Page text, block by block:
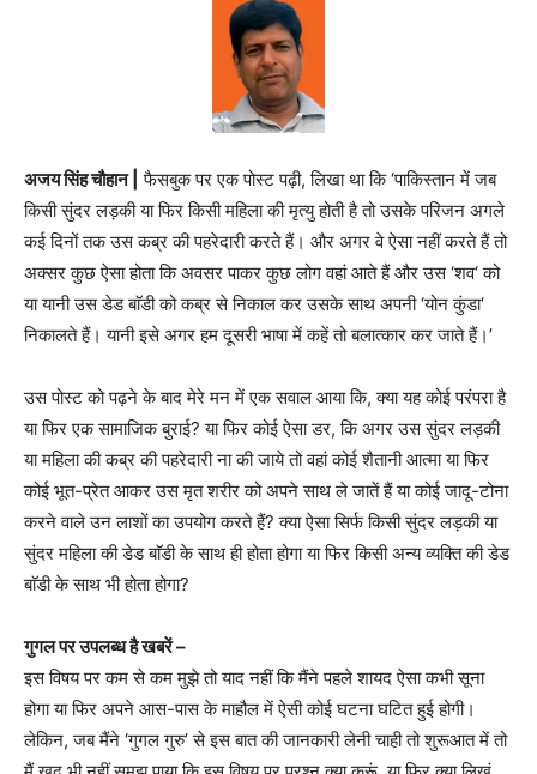
अजय सिंह चौहान | फैसबुक पर एक पोस्ट पढ़ी, लिखा था कि ‘पाकिस्तान में जब
किसी सुंदर लड़की या फिर किसी महिला की मृत्यु होती है तो उसके परिजन अगले
कई दिनों तक उस कब्र की पहरेदारी करते हैं। और अगर वे ऐसा नहीं करते हैं तो
अक्सर कुछ ऐसा होता कि अवसर पाकर कुछ लोग वहां आते हैं और उस ‘शव‘ को
या यानी उस डेड बाॅडी को कब्र से निकाल कर उसके साथ अपनी ‘योन कुंडा‘
निकालते हैं। यानी इसे अगर हम दूसरी भाषा में कहें तो बलात्कार कर जाते हैं।’
उस पोस्ट को पढ़ने के बाद मेरे मन में एक सवाल आया कि, क्या यह कोई परंपरा है
या फिर एक सामाजिक बुराई? या फिर कोई ऐसा डर, कि अगर उस सुंदर लड़की
या महिला की कब्र की पहरेदारी ना की जाये तो वहां कोई शैतानी आत्मा या फिर
कोई भूत-प्रेत आकर उस मृत शरीर को अपने साथ ले जातें हैं या कोई जादू-टोना
करने वाले उन लाशों का उपयोग करते हैं? क्या ऐसा सिर्फ किसी सुंदर लड़की या
सुंदर महिला की डेड बाॅडी के साथ ही होता होगा या फिर किसी अन्य व्यक्ति की डेड
बाॅडी के साथ भी होता होगा?
गुगल पर उपलब्ध है खबरें –
इस विषय पर कम से कम मुझे तो याद नहीं कि मैंने पहले शायद ऐसा कभी सूना
होगा या फिर अपने आस-पास के माहौल में ऐसी कोई घटना घटित हुई होगी।
लेकिन, जब मैंने ‘गुगल गुरु’ से इस बात की जानकारी लेनी चाही तो शुरूआत में तो